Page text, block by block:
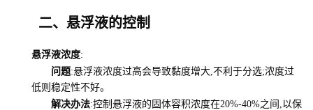
二、悬浮液的控制
悬浮液浓度:
问题:悬浮液浓度过高会导致黏度增大,不利于分选;浓度过
低则稳定性不好。
解决办法:控制悬浮液的固体容积浓度在20%-40%之间,以保